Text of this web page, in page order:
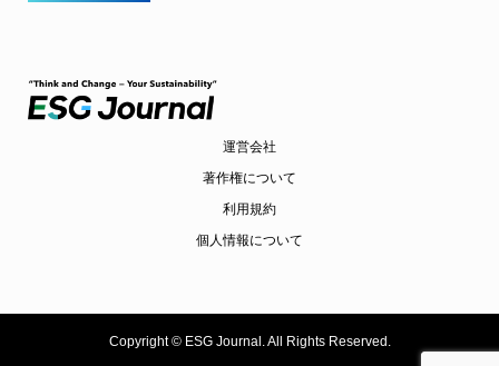
運営会社
著作権について
利用規約
個人情報について
Copyright ©ESG Journal. All Rights Reserved.